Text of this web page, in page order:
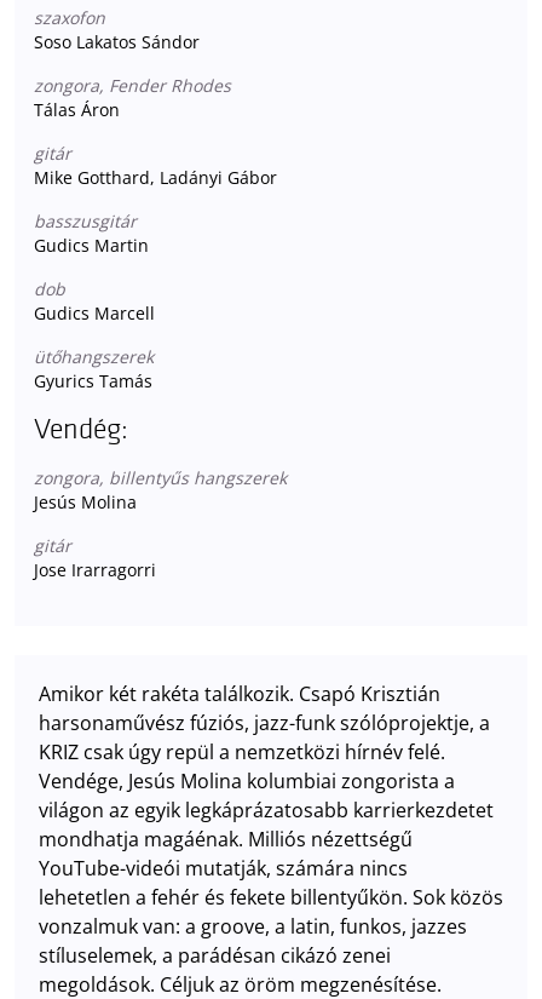
szaxofon
Soso Lakatos Sándor
zongora, Fender Rhodes
Tálas Áron
gitár
Mike Gotthard, Ladányi Gábor
basszusgitár
Gudics Martin
dob
Gudics Marcell
ütőhangszerek
Gyurics Tamás
Vendég:
zongora, billentyűs hangszerek
Jesús Molina
gitár
Jose Irarragorri
Amikor két rakéta találkozik. Csapó Krisztián
harsonaművész fúziós, jazz-funk szólóprojektje, a
KRIZ csak úgy repül a nemzetközi hírnév felé.
Vendége, Jesús Molina kolumbiai zongorista a
világon az egyik legkáprázatosabb karrierkezdetet
mondhatja magáénak. Milliós nézettségű
YouTube-videói mutatják, számára nincs
lehetetlen a fehér és fekete billentyűkön. Sok közös
vonzalmuk van: a groove, a latin, funkos, jazzes
stíluselemek, a parádésan cikázó zenei
megoldások. Céljuk az öröm megzenésítése.